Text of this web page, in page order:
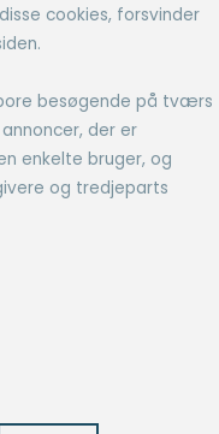
cookies, forsvinder
besøgende på tværs
der er
enkelte bruger, og
og tredjeparts